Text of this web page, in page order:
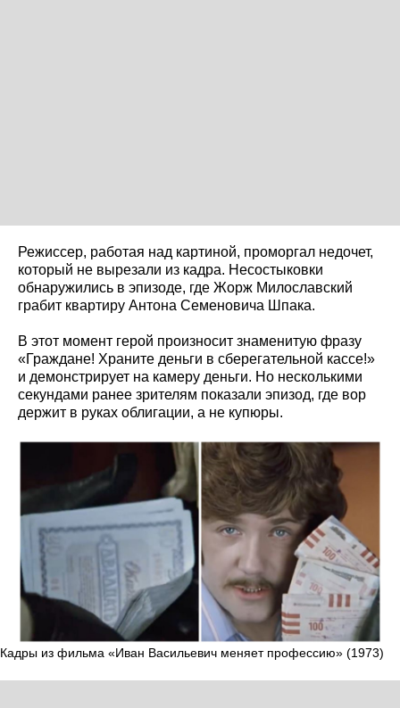
Режиссер, работая над картиной, проморгал недочет,
который не вырезали из кадра. Несостыковки
обнаружились в эпизоде, где Жорж Милославский
грабит квартиру Антона Семеновича Шпака.
В этот момент герой произносит знаменитую фразу
«Граждане! Храните деньги в сберегательной кассе!»
и демонстрирует на камеру деньги. Но несколькими
секундами ранее зрителям показали эпизод, где вор
держит в руках облигации, а не купюры.
Кадры из фильма «Иван Васильевич меняет профессию» (1973)